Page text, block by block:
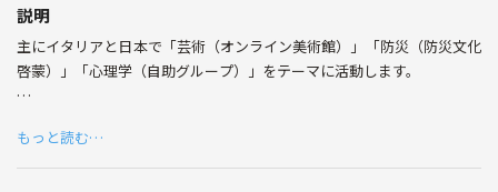
説明
主にイタリアと日本で「芸術（オンライン美術館）」「防災（防災文化
啓蒙）」「心理学（自助グループ）」をテーマに活動します。
もっと読む…